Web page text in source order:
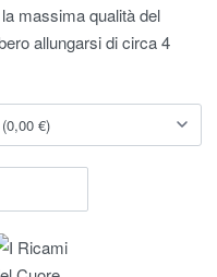
massima qualità del
allungarsi di circa 4